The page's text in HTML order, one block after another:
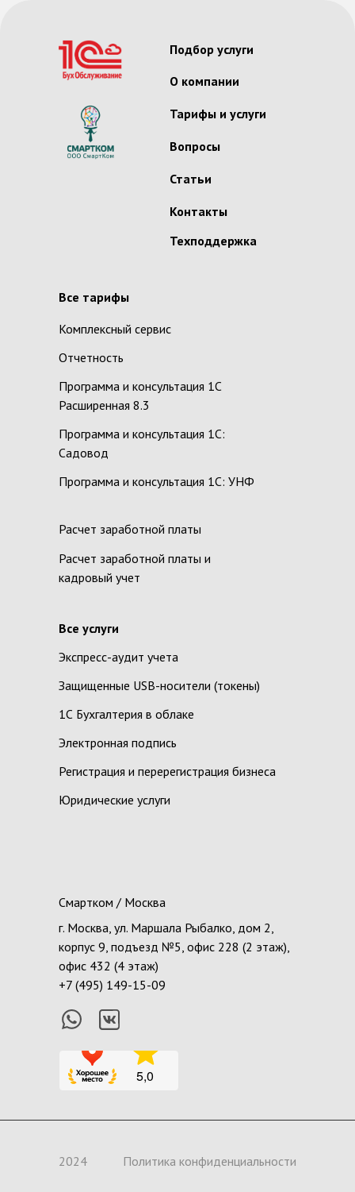
Все услуги
Экспресс-аудит учета
Защищенные USB-носители (токены)
1С Бухгалтерия в облаке
Электронная подпись
Регистрация и перерегистрация бизнеса
Все тарифы
Комплексный сервис
Отчетность
Программа и консультация 1С
Расширенная 8.3
Программа и консультация 1С:
Садовод
Программа и консультация 1С: УНФ
Расчет заработной платы
Расчет заработной платы и
кадровый учет
Подбор услуги
О компании
Тарифы и услуги
Вопросы
Статьи
Контакты
Техподдержка
2024
Смартком / Москва
г. Москва, ул. Маршала Рыбалко, дом 2,
корпус 9, подъезд №5, офис 228 (2 этаж),
офис 432 (4 этаж)
+7 (495) 149-15-09
Политика конфиденциальности
Юридические услуги